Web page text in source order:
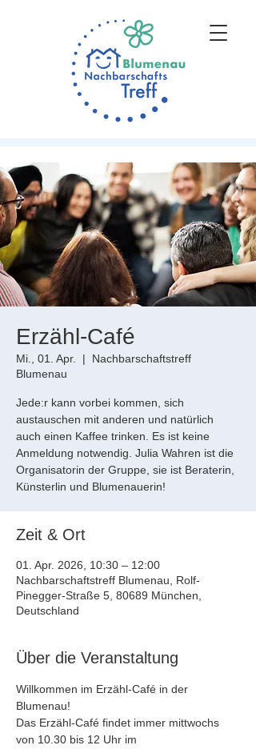
Erzähl-Café
Mi., 01. Apr.
  |
Nachbarschaftstreff
Blumenau
Jede:r kann vorbei kommen, sich
austauschen mit anderen und natürlich
auch einen Kaffee trinken. Es ist keine
Anmeldung notwendig. Julia Wahren ist die
Organisatorin der Gruppe, sie ist Beraterin,
Künsterlin und Blumenauerin!
Zeit & Ort
01. Apr. 2026, 10:30 – 12:00
Nachbarschaftstreff Blumenau, Rolf-
Pinegger-Straße 5, 80689 München,
Deutschland
Über die Veranstaltung
Willkommen im Erzähl-Café in der
Blumenau!
Das Erzähl-Café findet immer mittwochs
von 10.30 bis 12 Uhr im